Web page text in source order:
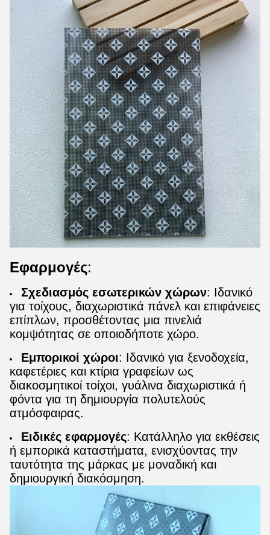
Εφαρμογές:
Σχεδιασμός εσωτερικών χώρων: Ιδανικό
για τοίχους, διαχωριστικά πάνελ και επιφάνειες
επίπλων, προσθέτοντας μια πινελιά
κομψότητας σε οποιοδήποτε χώρο.
Εμπορικοί χώροι: Ιδανικό για ξενοδοχεία,
καφετέριες και κτίρια γραφείων ως
διακοσμητικοί τοίχοι, γυάλινα διαχωριστικά ή
φόντα για τη δημιουργία πολυτελούς
ατμόσφαιρας.
Ειδικές εφαρμογές: Κατάλληλο για εκθέσεις
ή εμπορικά καταστήματα, ενισχύοντας την
ταυτότητα της μάρκας με μοναδική και
δημιουργική διακόσμηση.